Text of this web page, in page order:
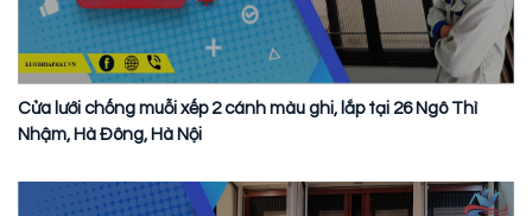
Cửa lưới chống muỗi xếp 2 cánh màu ghi, lắp tại 26 Ngô Thì
Nhậm, Hà Đông, Hà Nội